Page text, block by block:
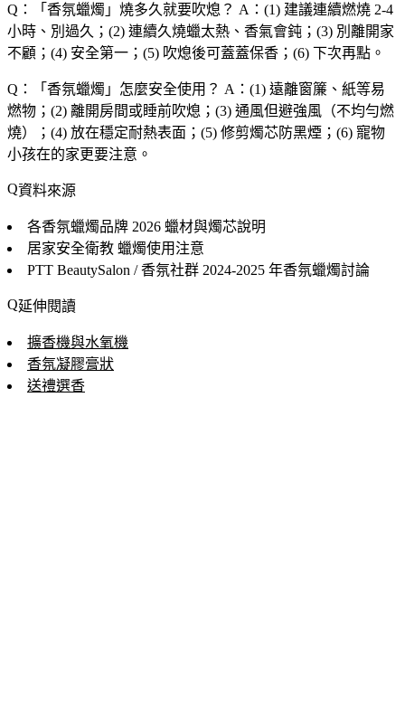
Q：「 香氛蠟燭 」燒多久就要吹熄？ A：(1) 建議連續燃燒 2-4
小時、別過久；(2) 連續久燒蠟太熱、香氣會鈍；(3) 別離開家
不顧；(4) 安全第一；(5) 吹熄後可蓋蓋保香；(6) 下次再點。
Q：「 香氛蠟燭 」怎麼安全使用？ A：(1) 遠離窗簾、紙等易
燃物；(2) 離開房間或睡前吹熄；(3) 通風但避強風（不均勻燃
燒）；(4) 放在穩定耐熱表面；(5) 修剪燭芯防黑煙；(6) 寵物
小孩在的家更要注意。
資料來源
各香氛蠟燭品牌 2026 蠟材與燭芯說明
居家安全衛教 蠟燭使用注意
PTT BeautySalon / 香氛社群 2024-2025 年香氛蠟燭討論
延伸閱讀
擴香機與水氧機
香氛凝膠膏狀
送禮選香